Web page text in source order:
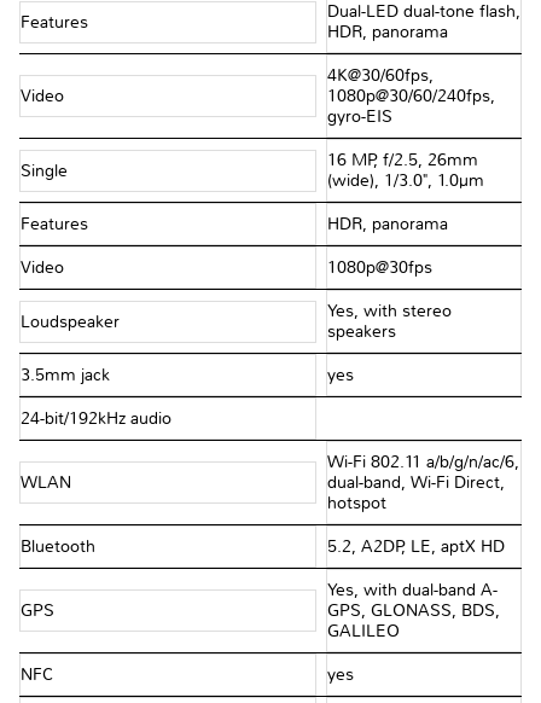
Features
Dual-LED dual-tone flash,
HDR, panorama
Video
4K@30/60fps,
1080p@30/60/240fps,
gyro-EIS
Single
16 MP, f/2.5, 26mm
(wide), 1/3.0", 1.0µm
Features HDR, panorama
Video 1080p@30fps
Loudspeaker
Yes, with stereo
speakers
3.5mm jack yes
24-bit/192kHz audio
WLAN
Wi-Fi 802.11 a/b/g/n/ac/6,
dual-band, Wi-Fi Direct,
hotspot
Bluetooth 5.2, A2DP, LE, aptX HD
GPS
Yes, with dual-band A-
GPS, GLONASS, BDS,
GALILEO
NFC yes